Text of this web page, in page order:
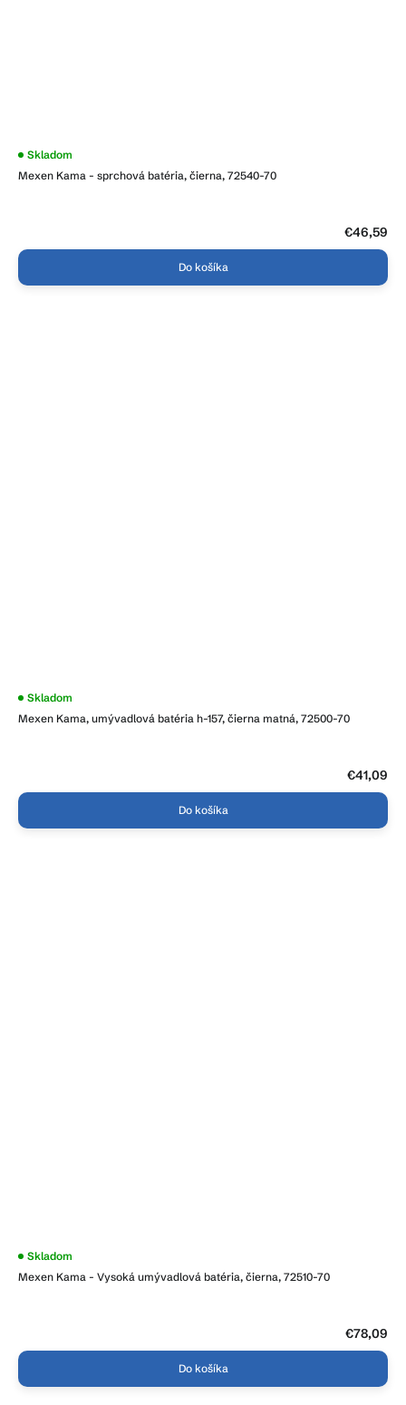
Mexen Kama - sprchová batéria, čierna, 72540-70
Skladom
€46,59
Do košíka
Mexen Kama, umývadlová batéria h-157, čierna matná, 72500-70
Priemerné
produktu
Skladom
€41,09
Do košíka
Mexen Kama - Vysoká umývadlová batéria, čierna, 72510-70
Skladom
€78,09
Do košíka